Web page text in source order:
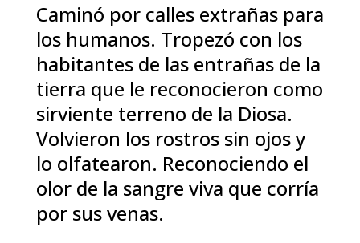
Caminó por calles extrañas para
los humanos. Tropezó con los
habitantes de las entrañas de la
tierra que le reconocieron como
sirviente terreno de la Diosa.
Volvieron los rostros sin ojos y
lo olfatearon. Reconociendo el
olor de la sangre viva que corría
por sus venas.